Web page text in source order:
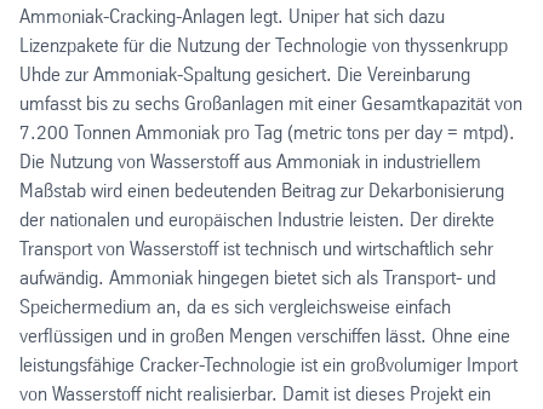
Ammoniak-Cracking-Anlagen legt. Uniper hat sich dazu
Lizenzpakete für die Nutzung der Technologie von thyssenkrupp
Uhde zur Ammoniak-Spaltung gesichert. Die Vereinbarung
umfasst bis zu sechs Großanlagen mit einer Gesamtkapazität von
7.200 Tonnen Ammoniak pro Tag (metric tons per day = mtpd).
Die Nutzung von Wasserstoff aus Ammoniak in industriellem
Maßstab wird einen bedeutenden Beitrag zur Dekarbonisierung
der nationalen und europäischen Industrie leisten. Der direkte
Transport von Wasserstoff ist technisch und wirtschaftlich sehr
aufwändig. Ammoniak hingegen bietet sich als Transport- und
Speichermedium an, da es sich vergleichsweise einfach
verflüssigen und in großen Mengen verschiffen lässt. Ohne eine
leistungsfähige Cracker-Technologie ist ein großvolumiger Import
von Wasserstoff nicht realisierbar. Damit ist dieses Projekt ein